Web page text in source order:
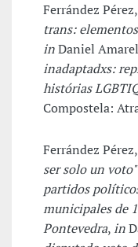
Ferrández
trans:
inDaniel
inadaptadxs:
histórias
Compostela:
Ferrández
ser solo un
partidos
municipales de
Pontevedra,in